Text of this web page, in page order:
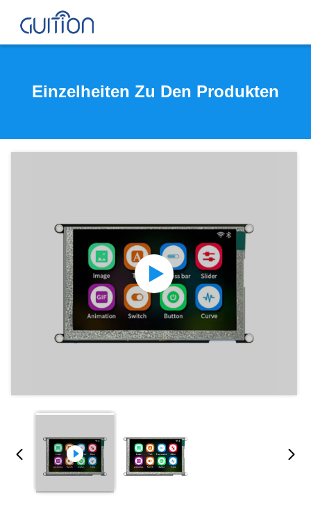
Einzelheiten Zu Den Produkten